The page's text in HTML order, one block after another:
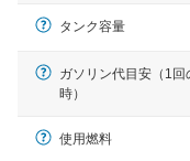
タンク容量
ガソリン代目安（1回
時）
使用燃料